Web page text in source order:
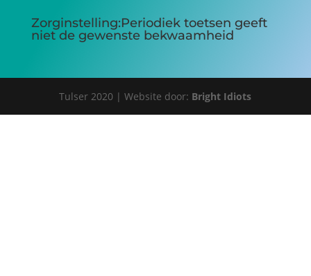
Zorginstelling:Periodiek toetsen geeft
niet de gewenste bekwaamheid
Tulser 2020 | Website door: Bright Idiots